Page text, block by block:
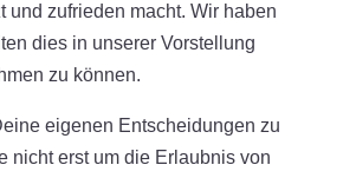
und zufrieden macht. Wir haben
dies in unserer Vorstellung
zu können.
eigenen Entscheidungen zu
nicht erst um die Erlaubnis von